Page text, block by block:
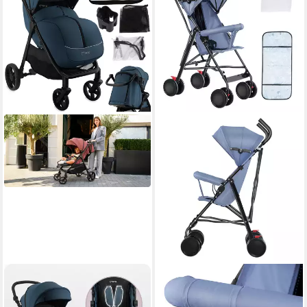
MOMI
Kinder-Buggy Clara, Ab
JEOBEST
Kinder-Buggy Baby